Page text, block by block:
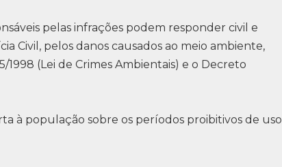
pelas infrações podem responder civil e
Civil, pelos danos causados ao meio ambiente,
(Lei de Crimes Ambientais) e o Decreto
à população sobre os períodos proibitivos de uso